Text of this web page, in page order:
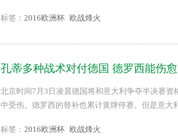
标签： 2016欧洲杯 欧战烽火
孔蒂多种战术对付德国 德罗西能伤
北京时间7月3日凌晨德国将和意大利争夺半决赛
中受伤。德罗西的替补也累计黄牌停赛。但是意大
标签： 2016欧洲杯 欧战烽火